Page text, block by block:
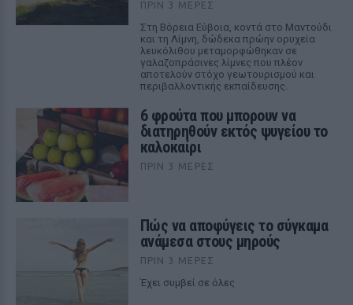
ΠΡΙΝ 3 ΜΈΡΕΣ
Στη Βόρεια Εύβοια, κοντά στο Μαντούδι
και τη Λίμνη, δώδεκα πρώην ορυχεία
λευκόλιθου μεταμορφώθηκαν σε
γαλαζοπράσινες λίμνες που πλέον
αποτελούν στόχο γεωτουρισμού και
περιβαλλοντικής εκπαίδευσης.
6 φρούτα που μπορουν να
διατηρηθούν εκτός ψυγείου το
καλοκαίρι
ΠΡΙΝ 3 ΜΈΡΕΣ
Πώς να αποφύγεις το σύγκαμα
ανάμεσα στους μηρούς
ΠΡΙΝ 3 ΜΈΡΕΣ
Έχει συμβεί σε όλες